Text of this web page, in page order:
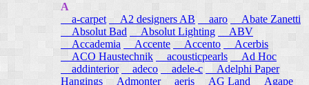
A
a-carpet
A2 designers AB aaro
Abate Zanetti
Absolut Bad
Absolut Lighting
ABV
Accademia
Accente Accento
Acerbis
ACO Haustechnik
acousticpearls
Ad Hoc
addinterior
adeco adele-c
Adelphi Paper
Hangings Admonter aeris AG Land Agape